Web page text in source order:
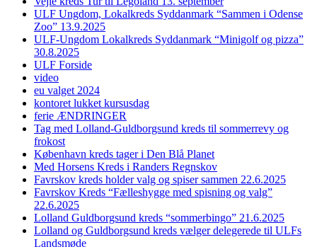
ULF Ungdom, Lokalkreds Syddanmark “Sammen i Odense
Zoo” 13.9.2025
ULF-Ungdom Lokalkreds Syddanmark “Minigolf og pizza”
30.8.2025
ULF Forside
video
eu valget 2024
kontoret lukket kursusdag
ferie ÆNDRINGER
Tag med Lolland-Guldborgsund kreds til sommerrevy og
frokost
København kreds tager i Den Blå Planet
Med Horsens Kreds i Randers Regnskov
Favrskov kreds holder valg og spiser sammen 22.6.2025
Favrskov Kreds “Fælleshygge med spisning og valg”
22.6.2025
Lolland Guldborgsund kreds “sommerbingo” 21.6.2025
Lolland og Guldborgsund kreds vælger delegerede til ULFs
Landsmøde